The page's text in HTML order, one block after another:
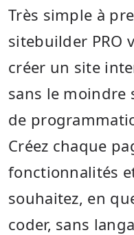
Très simple à
sitebuilder PRO
créer un site
sans le moindre
de
Créez chaque
fonctionnalités
souhaitez, en
coder, sans